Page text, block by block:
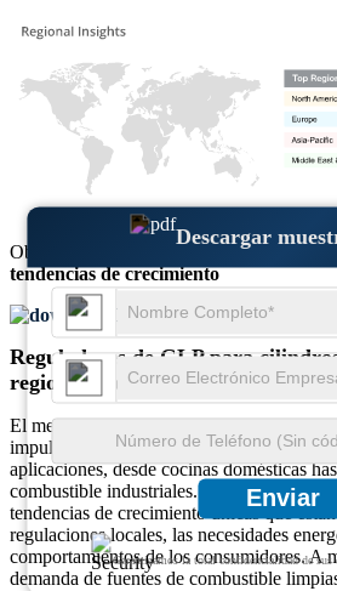
Descargar
Enviar
Garantizamos la total confidencialidad de sus
Obtenga información completa sobre el
tendencias de crecimiento
Descargar muestra gratis
Reguladores de GLP para
regional global
El mercado global de reguladores de GLP
impulsado por el uso cada vez mayor de
aplicaciones, desde cocinas domésticas
combustible industriales. Cada región
tendencias de crecimiento únicas que
regulaciones locales, las necesidades
comportamientos de los consumidores. A
demanda de fuentes de combustible